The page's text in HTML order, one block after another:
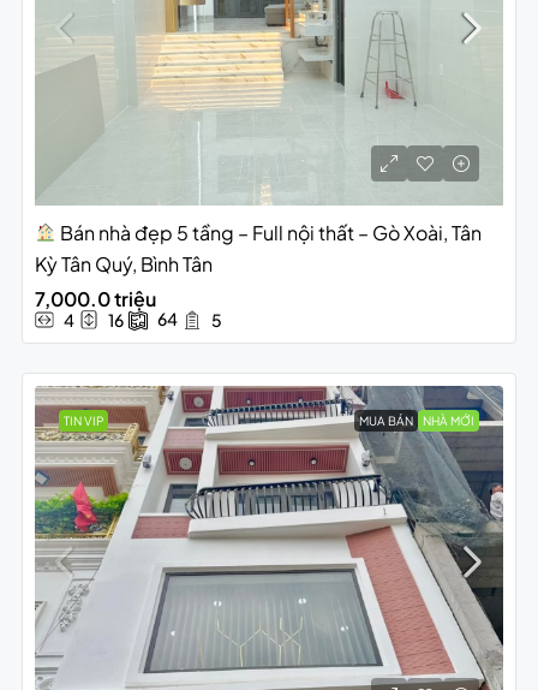
Bán nhà đẹp 5 tầng – Full nội thất – Gò Xoài, Tân
Kỳ Tân Quý, Bình Tân
7,000.0 triệu
4 16 64 5
TIN VIP MUA BÁN NHÀ MỚI